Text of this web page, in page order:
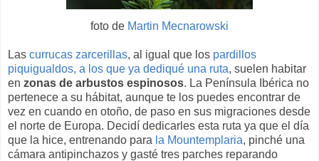
foto de Martin Mecnarowski
Las currucas zarcerillas, al igual que los pardillos
piquigualdos, a los que ya dediqué una ruta, suelen habitar
en zonas de arbustos espinosos. La Península Ibérica no
pertenece a su hábitat, aunque te los puedes encontrar de
vez en cuando en otoño, de paso en sus migraciones desde
el norte de Europa. Decidí dedicarles esta ruta ya que el día
que la hice, entrenando para la Mountemplaria, pinché una
cámara antipinchazos y gasté tres parches reparando